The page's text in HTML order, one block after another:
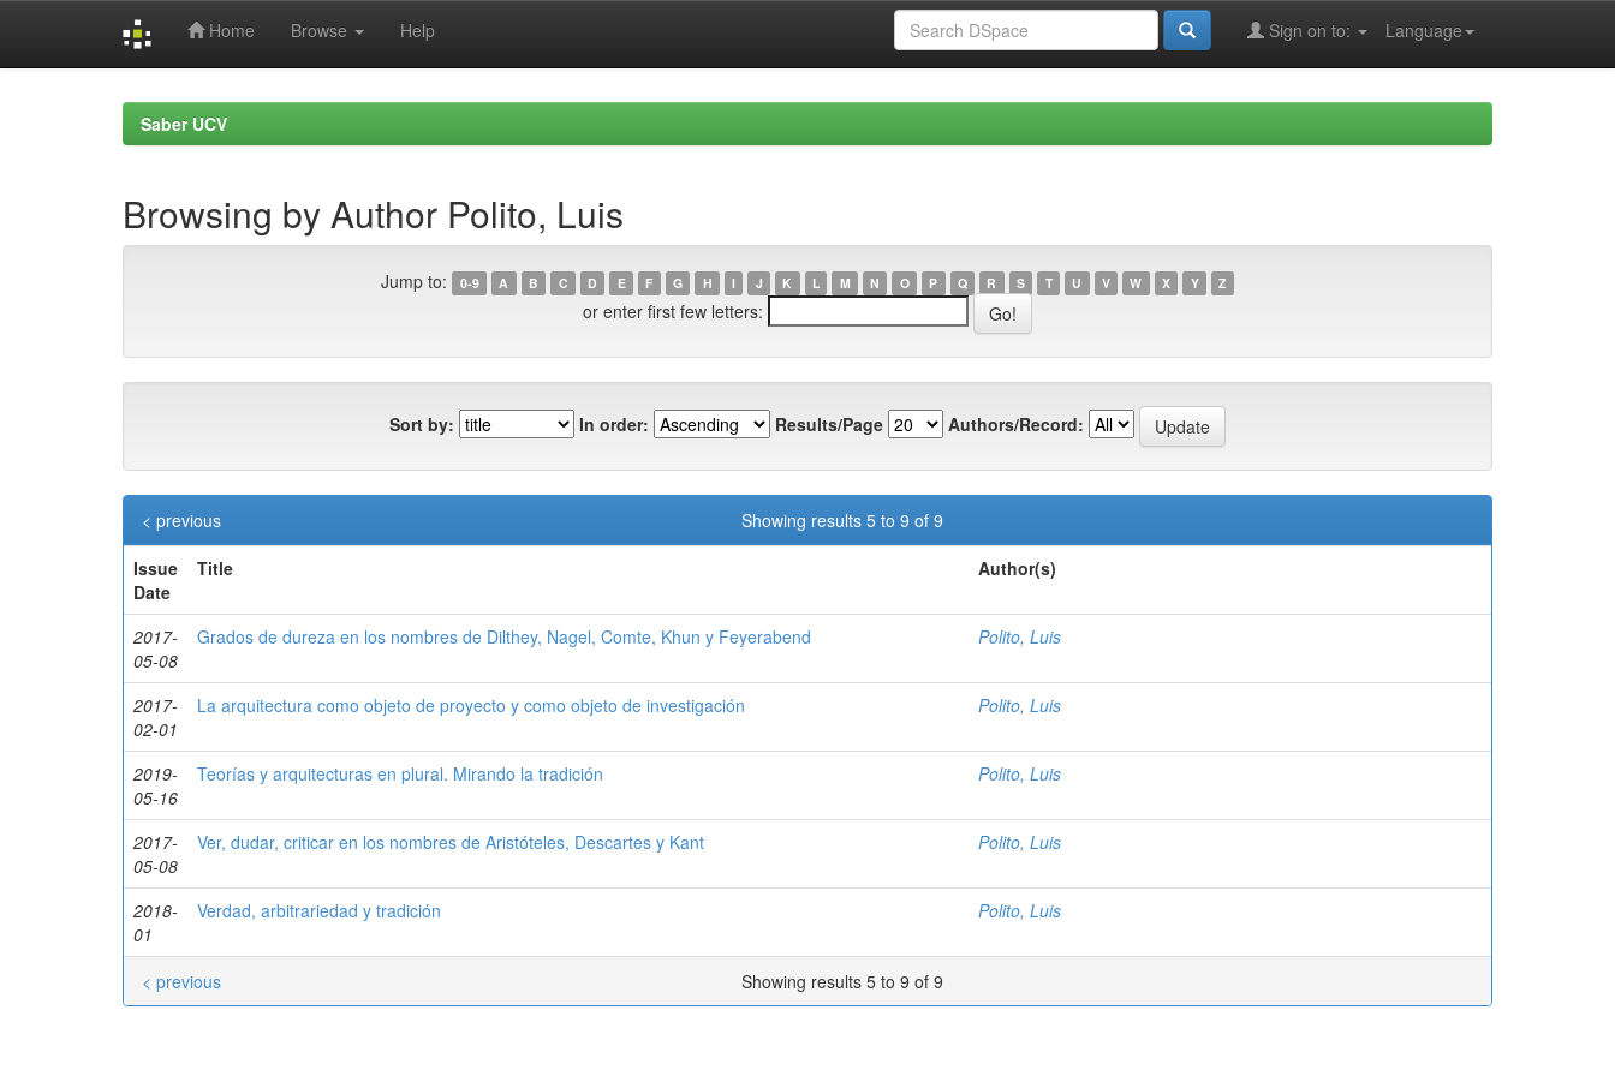
Home Browse Help Language
Sign on to:
Saber UCV
Browsing by Author Polito, Luis
Jump to: 0-9 A B C D E F G H I J K L M N O P Q R S T U V W X Y Z
or enter first few letters:
Sort by: In order: Results/Page Authors/Record:
Showing results 5 to 9 of 9
< previous
Issue
Date
Title Author(s)
2017-
05-08
Grados de dureza en los nombres de Dilthey, Nagel, Comte, Khun y Feyerabend Polito, Luis
2017-
02-01
La arquitectura como objeto de proyecto y como objeto de investigación Polito, Luis
2019-
05-16
Teorías y arquitecturas en plural. Mirando la tradición Polito, Luis
2017-
05-08
Ver, dudar, criticar en los nombres de Aristóteles, Descartes y Kant Polito, Luis
2018-
01
Verdad, arbitrariedad y tradición Polito, Luis
Showing results 5 to 9 of 9
< previous